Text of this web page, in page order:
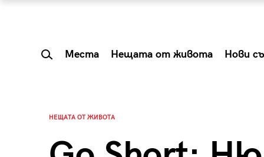
Места Нещата от живота Нови
НЕЩАТА ОТ ЖИВОТА